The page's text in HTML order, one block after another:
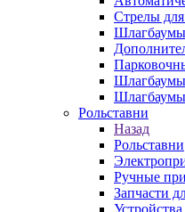
Стрелы
Шлагбаумы
Рольставни
Назад
Рольставни
Ручные
Запчасти